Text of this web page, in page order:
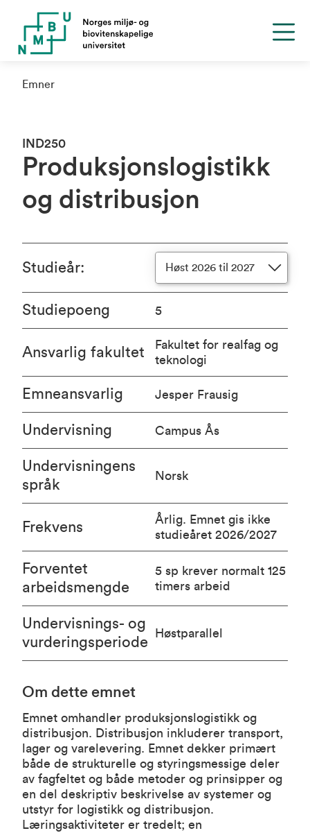
Emner
IND250
Produksjonslogistikk
og distribusjon
Om dette emnet
Emnet omhandler produksjonslogistikk og
distribusjon. Distribusjon inkluderer transport,
lager og varelevering. Emnet dekker primært
både de strukturelle og styringsmessige deler
av fagfeltet og både metoder og prinsipper og
en del deskriptiv beskrivelse av systemer og
utstyr for logistikk og distribusjon.
Læringsaktiviteter er tredelt; en
Studieår: Høst 2026 til 2027
Studiepoeng 5
Ansvarlig fakultet
Fakultet for realfag og
teknologi
Emneansvarlig Jesper Frausig
Undervisning Campus Ås
Undervisningens
språk
Norsk
Frekvens
Årlig. Emnet gis ikke
studieåret 2026/2027
Forventet
arbeidsmengde
5 sp krever normalt 125
timers arbeid
Undervisnings- og
vurderingsperiode
Høstparallel